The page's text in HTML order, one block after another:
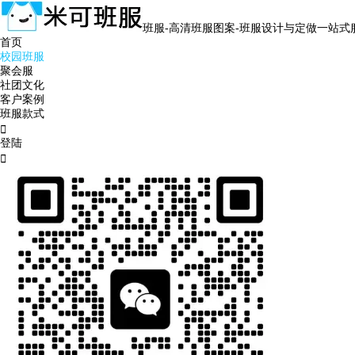
班服-高清班服图案-班服设计与定做一站式
首页
校园班服
聚会服
社团文化
客户案例
班服款式

登陆
